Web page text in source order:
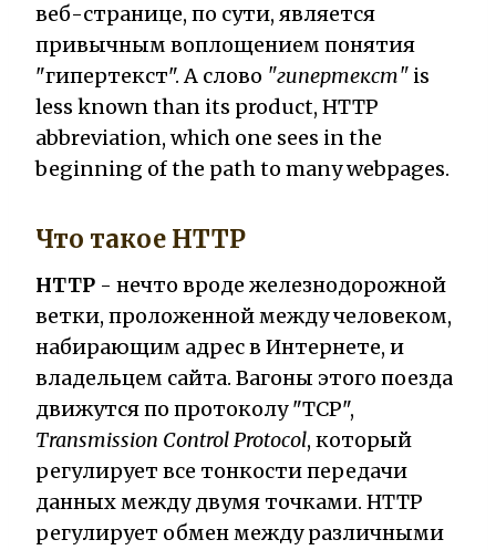
веб-странице, по сути, является
привычным воплощением понятия
"гипертекст". А слово "гипертекст" is
less known than its product, HTTP
abbreviation, which one sees in the
beginning of the path to many webpages.
Что такое HTTP
HTTP - нечто вроде железнодорожной
ветки, проложенной между человеком,
набирающим адрес в Интернете, и
владельцем сайта. Вагоны этого поезда
движутся по протоколу "TCP",
Transmission Control Protocol, который
регулирует все тонкости передачи
данных между двумя точками. HTTP
регулирует обмен между различными